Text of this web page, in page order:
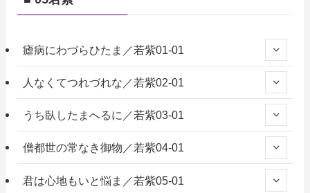
瘧病にわづらひたま／若紫01-01
人なくてつれづれな／若紫02-01
うち臥したまへるに／若紫03-01
僧都世の常なき御物／若紫04-01
君は心地もいと悩ま／若紫05-01